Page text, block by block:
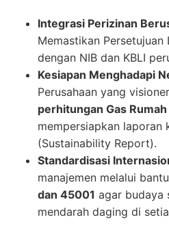
Integrasi Perizinan
Memastikan Persetujuan
dengan NIB dan KBLI
Kesiapan Menghadapi
Perusahaan yang
perhitungan Gas Rumah
mempersiapkan laporan
(Sustainability Report).
Standardisasi
manajemen melalui
dan 45001 agar budaya
mendarah daging di